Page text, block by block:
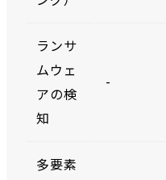
ランサ
ムウェ
アの検
知
-
多要素